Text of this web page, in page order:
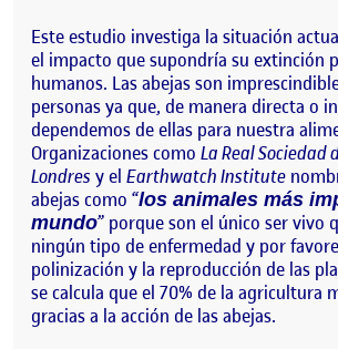
Este estudio investiga la situación
el impacto que supondría su extinción
humanos. Las abejas son
personas ya que, de manera directa o
dependemos de ellas para nuestra
Organizaciones como La Real Sociedad
Londres y el Earthwatch Institute
abejas como “los animales más
mundo” porque son el único ser vivo
ningún tipo de enfermedad y por
polinización y la reproducción de las
se calcula que el 70% de la agricultura
gracias a la acción de las abejas.